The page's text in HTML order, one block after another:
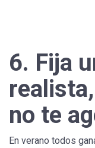
6. Fija
no te
En verano todos